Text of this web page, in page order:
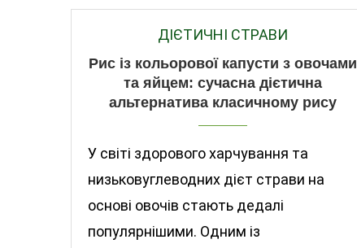
ДІЄТИЧНІ СТРАВИ
Рис із кольорової капусти з овочами
та яйцем: сучасна дієтична
альтернатива класичному рису
У світі здорового харчування та
низьковуглеводних дієт страви на
основі овочів стають дедалі
популярнішими. Одним із